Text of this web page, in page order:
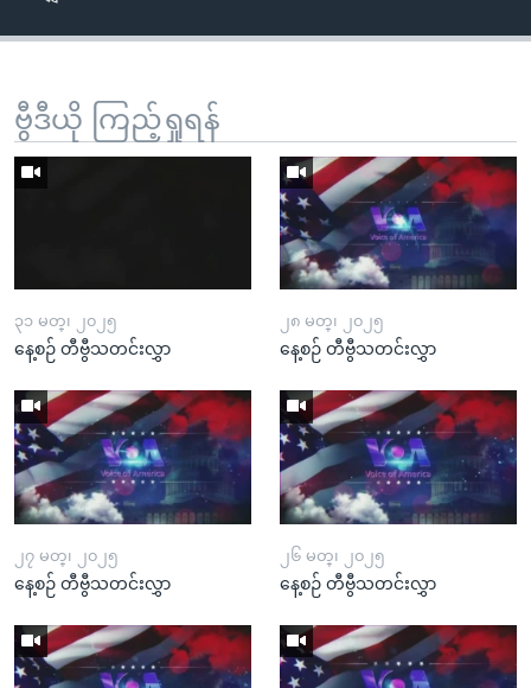
ဗွီဒီယို ကြည့်ရှုရန်
၃၁ မတ္၊ ၂၀၂၅
နေ့စဉ် တီဗွီသတင်းလွှာ
၂၈ မတ္၊ ၂၀၂၅
နေ့စဉ် တီဗွီသတင်းလွှာ
၂၇ မတ္၊ ၂၀၂၅
နေ့စဉ် တီဗွီသတင်းလွှာ
၂၆ မတ္၊ ၂၀၂၅
နေ့စဉ် တီဗွီသတင်းလွှာ